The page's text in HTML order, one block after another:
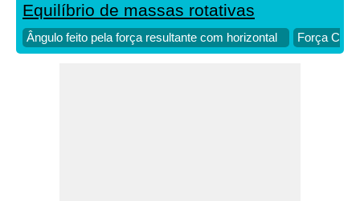
Equilíbrio de massas rotativas
Ângulo feito pela força resultante com horizontal Força